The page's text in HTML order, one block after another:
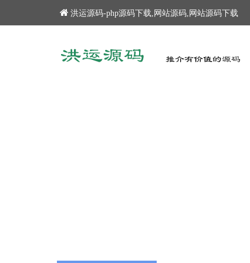
洪运源码-php源码下载,网站源码,网站源码下载